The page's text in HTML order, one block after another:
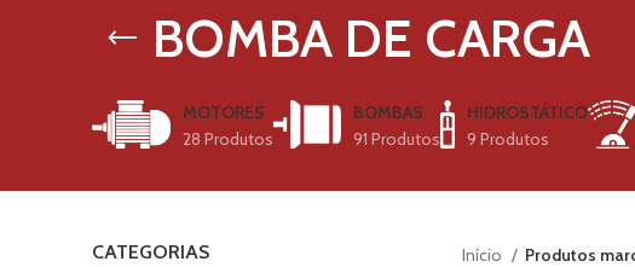
BOMBA DE CARGA
MOTORES
28 Produtos
BOMBAS
91 Produtos
HIDROSTÁTICO
9 Produtos
CATEGORIAS Início Produtos